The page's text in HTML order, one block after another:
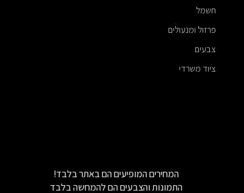
חשמל
פרזול ומנעולים
צבעים
ציוד משרדי
המחירים המופיעים הם באתר בלבד!
התמונות והצבעים הם להמחשה בלבד